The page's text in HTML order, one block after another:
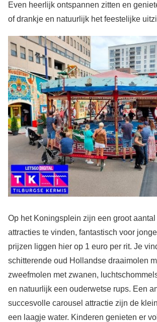
Even heerlijk ontspannen zitten en
of drankje en natuurlijk het feestelijke
Op het Koningsplein zijn een groot
attracties te vinden, fantastisch voor
prijzen liggen hier op 1 euro per rit. Je
schitterende oud Hollandse draaimolen
zweefmolen met zwanen,
en natuurlijk een ouderwetse rups. Een
succesvolle carousel attractie zijn de
een laagje water. Kinderen genieten er